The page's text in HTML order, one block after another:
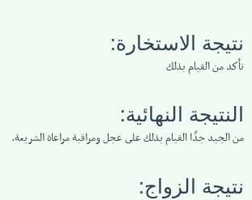
نتيجة الاستخارة:
تأكد من القيام بذلك
النتيجة النهائية:
من الجيد جدًا القيام بذلك على عجل ومراقبة مراعاة الشريعة.
نتيجة الزواج: